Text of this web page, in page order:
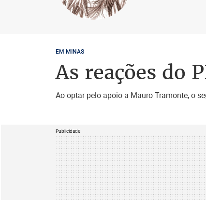
EM MINAS
As reações do
Ao optar pelo apoio a Mauro Tramonte, o
Publicidade